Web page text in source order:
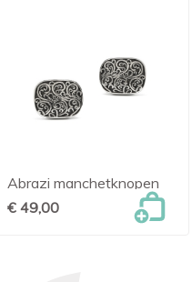
Abrazi manchetknopen
€ 49,00